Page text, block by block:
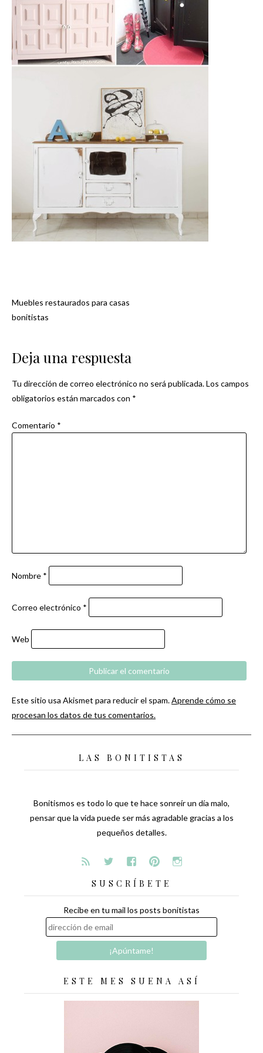
Navegación
Muebles restaurados para casas
bonitistas
Deja una respuesta
Tu dirección de correo electrónico no será publicada.Los campos
obligatorios están marcados con *
Comentario *
Nombre *
Correo electrónico *
Web
Este sitio usa Akismet para reducir el spam.Aprende cómo se
procesan los datos de tus comentarios.
LAS BONITISTAS
Bonitismos es todo lo que te hace sonreír un día malo,
pensar que la vida puede ser más agradable gracias a los
pequeños detalles.
SUSCRÍBETE
Recibe en tu mail los posts bonitistas
ESTE MES SUENA ASÍ